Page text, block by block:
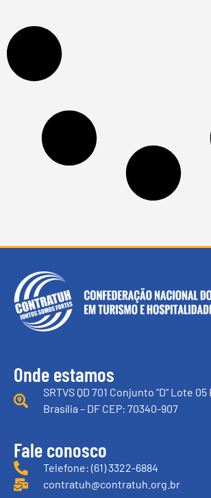
Onde estamos
SRTVS QD 701 Conjunto “D” Lote 05
Brasília – DF CEP: 70340-907
Fale conosco
Telefone: (61) 3322-6884
contratuh@contratuh.org.br